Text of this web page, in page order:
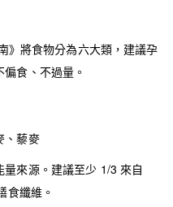
》將食物分為六大類，建議孕
食、不過量。
、藜麥
來源。建議至少 1/3 來自
食纖維。